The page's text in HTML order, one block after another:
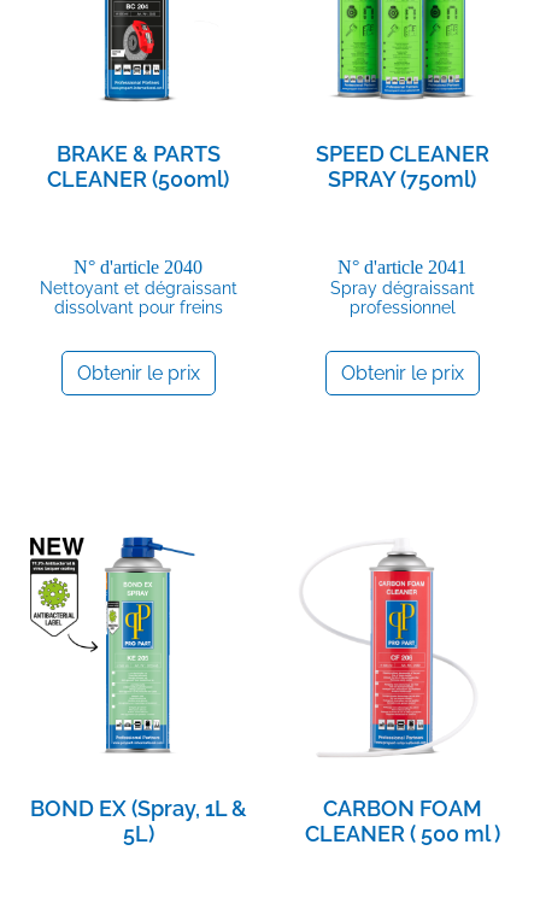
BRAKE & PARTS
CLEANER (500ml)
N° d'article 2040
Nettoyant et dégraissant
dissolvant pour freins
Obtenir le prix
SPEED CLEANER
SPRAY (750ml)
N° d'article 2041
Spray dégraissant
professionnel
Obtenir le prix
BOND EX (Spray, 1L &
5L)
CARBON FOAM
CLEANER ( 500 ml )